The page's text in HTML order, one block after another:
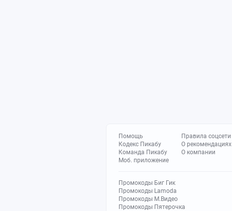
Помощь
Кодекс Пикабу
Команда Пикабу
Моб. приложение
Правила соцсети
О рекомендациях
О компании
Промокоды Биг Гик
Промокоды Lamoda
Промокоды М.Видео
Промокоды Пятерочка